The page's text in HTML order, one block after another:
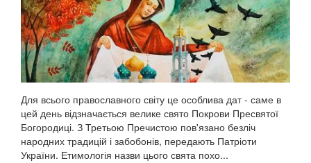
Для всього православного світу це особлива дат - саме в
цей день відзначається велике свято Покрови Пресвятої
Богородиці. З Третьою Пречистою пов'язано безліч
народних традицій і забобонів, передають Патріоти
України. Етимологія назви цього свята похо...